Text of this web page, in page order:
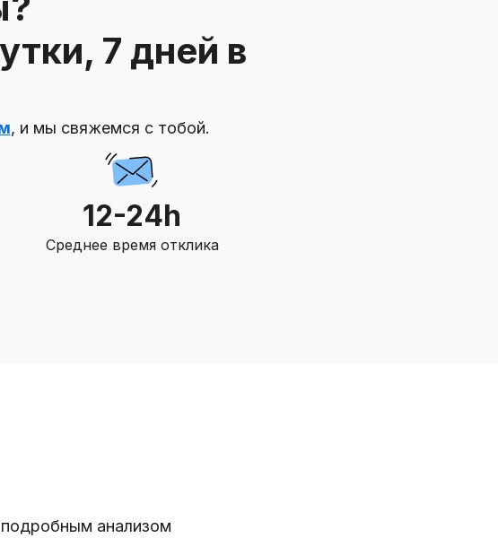
7 дней в
, и мы свяжемся с тобой.
12-24h
Среднее время отклика
анализом